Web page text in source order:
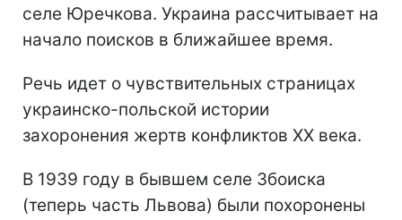
селе Юречкова. Украина рассчитывает на
начало поисков в ближайшее время.
Речь идет о чувствительных страницах
украинско-польской истории
захоронения жертв конфликтов ХХ века.
В 1939 году в бывшем селе Збоиска
(теперь часть Львова) были похоронены